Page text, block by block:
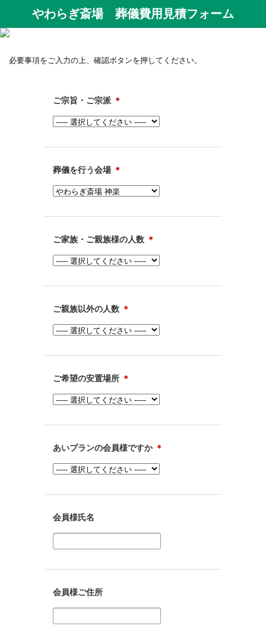
やわらぎ斎場 葬儀費用見積フォーム
必要事項をご入力の上、確認ボタンを押してください。
ご宗旨・ご宗派 ＊
葬儀を行う会場 ＊
ご家族・ご親族様の人数 ＊
ご親族以外の人数 ＊
ご希望の安置場所 ＊
あいプランの会員様ですか ＊
会員様氏名
会員様ご住所